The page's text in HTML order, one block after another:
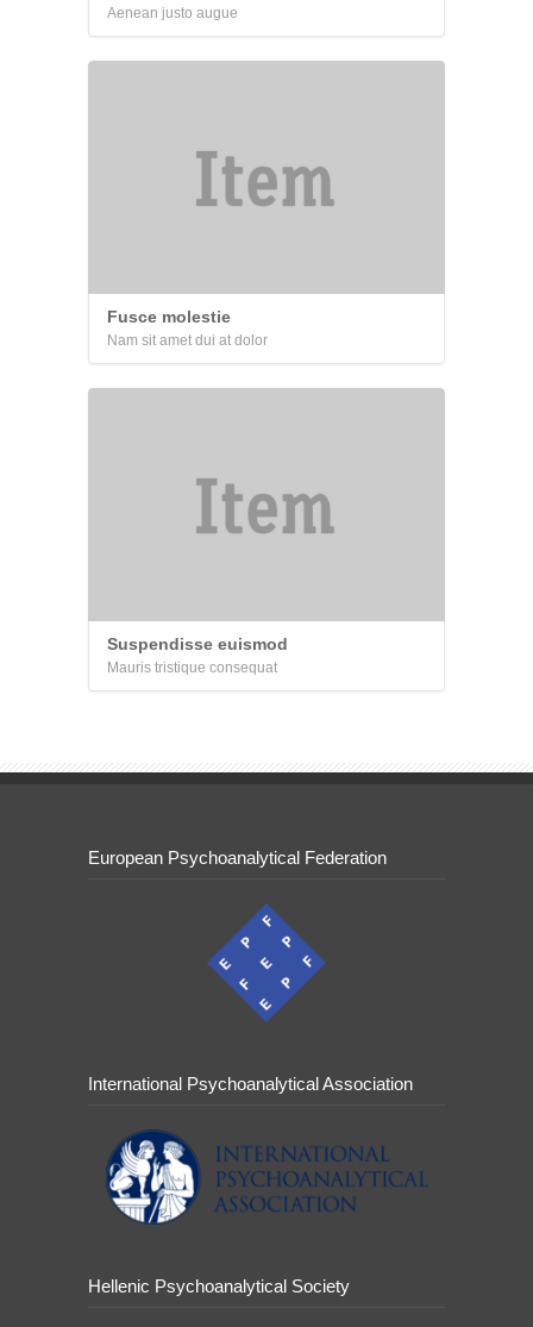
Aenean justo augue
Fusce molestie
Nam sit amet dui at dolor
Suspendisse euismod
Mauris tristique consequat
European Psychoanalytical Federation
International Psychoanalytical Association
Hellenic Psychoanalytical Society